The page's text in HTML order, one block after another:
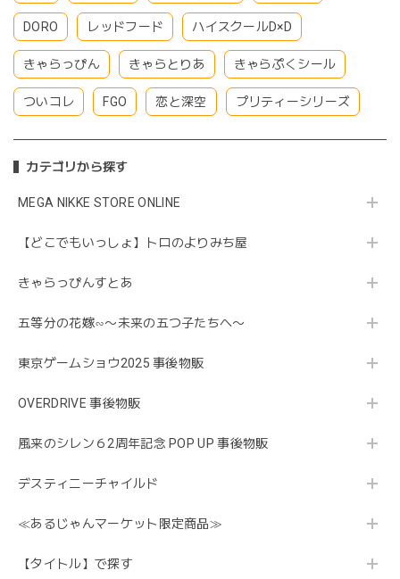
DORO レッドフード ハイスクールD×D
きゃらっぴん きゃらとりあ きゃらぷくシール
ついコレ FGO 恋と深空 プリティーシリーズ
カテゴリから探す
MEGA NIKKE STORE ONLINE
【どこでもいっしょ】トロのよりみち屋
きゃらっぴんすとあ
五等分の花嫁∽〜未来の五つ子たちへ〜
東京ゲームショウ2025 事後物販
OVERDRIVE 事後物販
風来のシレン６2周年記念 POP UP 事後物販
デスティニーチャイルド
≪あるじゃんマーケット限定商品≫
【タイトル】で探す